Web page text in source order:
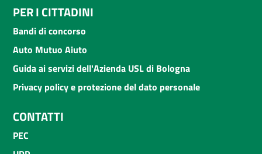
PER I CITTADINI
Bandi di concorso
Auto Mutuo Aiuto
Guida ai servizi dell'Azienda USL di Bologna
Privacy policy e protezione del dato personale
CONTATTI
PEC